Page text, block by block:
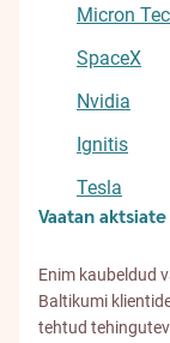
Micron
SpaceX
Nvidia
Ignitis
Tesla
Vaatan
Enim kaubeldud
Baltikumi
tehtud